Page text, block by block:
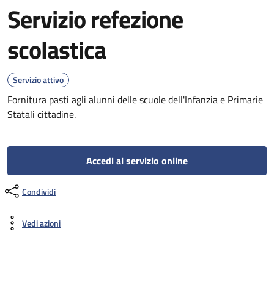
Servizio refezione
scolastica
Servizio attivo
Fornitura pasti agli alunni delle scuole dell'Infanzia e Primarie
Statali cittadine.
Accedi al servizio online
Condividi
Vedi azioni